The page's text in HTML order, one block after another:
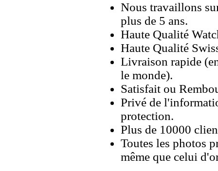
Nous travaillons
plus de 5 ans.
Haute Qualité
Haute Qualité
Livraison rapide
le monde).
Satisfait ou
Privé de
protection.
Plus de 10000
Toutes les photos
même que celui